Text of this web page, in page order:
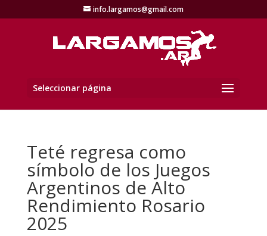
info.largamos@gmail.com
Seleccionar página
Teté regresa como
símbolo de los Juegos
Argentinos de Alto
Rendimiento Rosario
2025